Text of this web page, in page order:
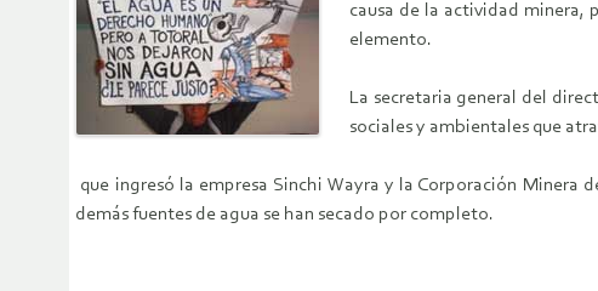
causa de la actividad minera,
elemento.
La secretaria general del
sociales y ambientales que
que ingresó la empresa Sinchi Wayra y la Corporación
demás fuentes de agua se han secado por completo.